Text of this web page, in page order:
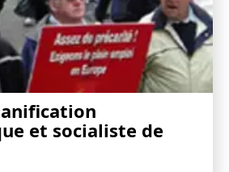
et socialiste de